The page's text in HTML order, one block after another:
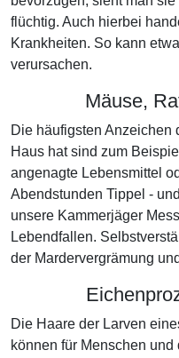
flüchtig. Auch hierbei
Krankheiten. So kann
verursachen.
Mäuse,
Die häufigsten Anzeichen
Haus hat sind zum
angenagte Lebensmittel
Abendstunden Tippel -
unsere Kammerjäger
Lebendfallen.
der Mardervergrämung
Die Haare der Larven
können für Menschen